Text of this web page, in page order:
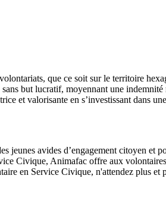
que ce soit sur le territoire
but lucratif, moyennant une
et valorisante en s’investissant dans
jeunes avides d’engagement citoyen
Civique, Animafac offre aux
en Service Civique, n'attendez plus